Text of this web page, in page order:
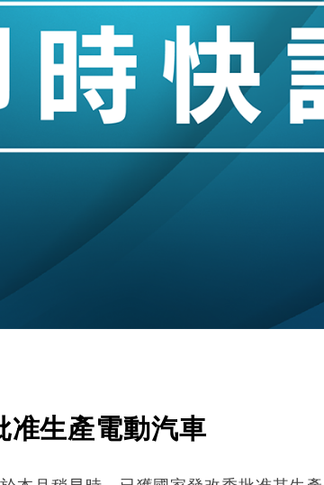
縮減人手
租用Google晶片
品或加徵25%
級別鎖定高消費客群
銷售升勢最強
目標維持50%
准生產電動汽車